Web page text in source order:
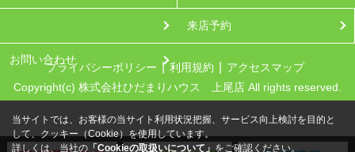
お問い合わせ
来店予約
プライバシーポリシー 利用規約
アクセスマップ
Copyright(c) 株式会社ひだまりハウス 上尾店 All rights reserved.
当サイトでは、お客様の当サイト利用状況把握、サービス向上検討を目的と
して、クッキー（Cookie）を使用しています。
詳しくは、当社の 「Cookieの取扱いについて」をご確認ください。